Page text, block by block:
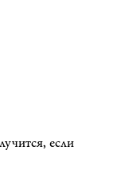
если